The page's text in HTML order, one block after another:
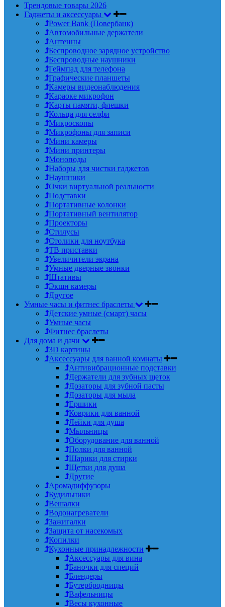
Трендовые товары 2026
Гаджеты и аксессуары
Power Bank (Повербанк)
Автомобильные держатели
Антенны
Беспроводное зарядное устройство
Беспроводные наушники
Геймпад для телефона
Графические планшеты
Камеры видеонаблюдения
Караоке микрофон
Карты памяти, флешки
Кольца для селфи
Микроскопы
Микрофоны для записи
Мини камеры
Мини принтеры
Моноподы
Наборы для чистки гаджетов
Наушники
Очки виртуальной реальности
Подставки
Портативные колонки
Портативный вентилятор
Проекторы
Стилусы
Столики для ноутбука
ТВ приставки
Увеличители экрана
Умные дверные звонки
Штативы
Экшн камеры
Другое
Умные часы и фитнес браслеты
Детские умные (смарт) часы
Умные часы
Фитнес браслеты
Для дома и дачи
3D картины
Аксессуары для ванной комнаты
Антивибрационные подставки
Держатели для зубных щеток
Дозаторы для зубной пасты
Дозаторы для мыла
Ершики
Коврики для ванной
Лейки для душа
Мыльницы
Оборудование для ванной
Полки для ванной
Шарики для стирки
Щетки для душа
Другие
Аромадиффузоры
Будильники
Вешалки
Водонагреватели
Зажигалки
Защита от насекомых
Копилки
Кухонные принадлежности
Аксессуары для вина
Баночки для специй
Блендеры
Бутербродницы
Вафельницы
Весы кухонные